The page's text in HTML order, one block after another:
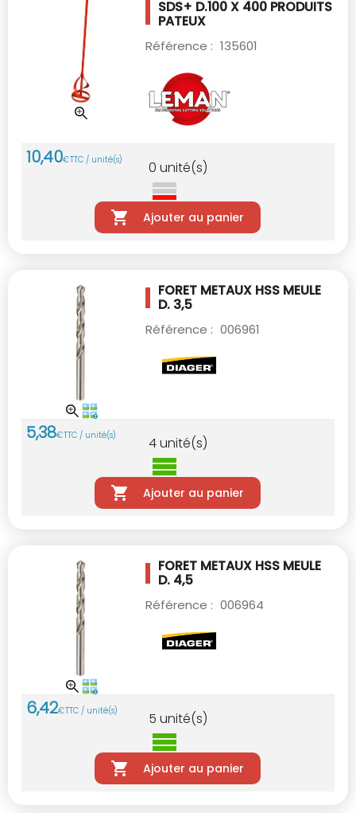
SDS+ D.100 X 400 PRODUITS
PATEUX
Référence : 135601
10,40€TTC / unité(s) 0 unité(s)
Ajouter au panier
FORET METAUX HSS MEULE
D. 3,5
Référence : 006961
5,38€TTC / unité(s) 4unité(s)
Ajouter au panier
FORET METAUX HSS MEULE
D. 4,5
Référence : 006964
6,42€TTC / unité(s) 5 unité(s)
Ajouter au panier